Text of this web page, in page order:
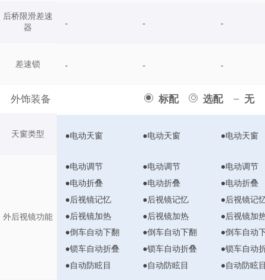
后桥限滑差速
器
差速锁
外饰装备 标配 选配 无
天窗类型
外后视镜功能
- - -
- - -
●电动天窗 ●电动天窗 ●电动天窗
●电动调节
●电动折叠
●后视镜记忆
●后视镜加热
●倒车自动下翻
●锁车自动折叠
●自动防眩目
●电动调节
●电动折叠
●后视镜记忆
●后视镜加热
●倒车自动下翻
●锁车自动折叠
●自动防眩目
●电动调节
●电动折叠
●后视镜记
●后视镜加
●倒车自动
●锁车自动
●自动防眩